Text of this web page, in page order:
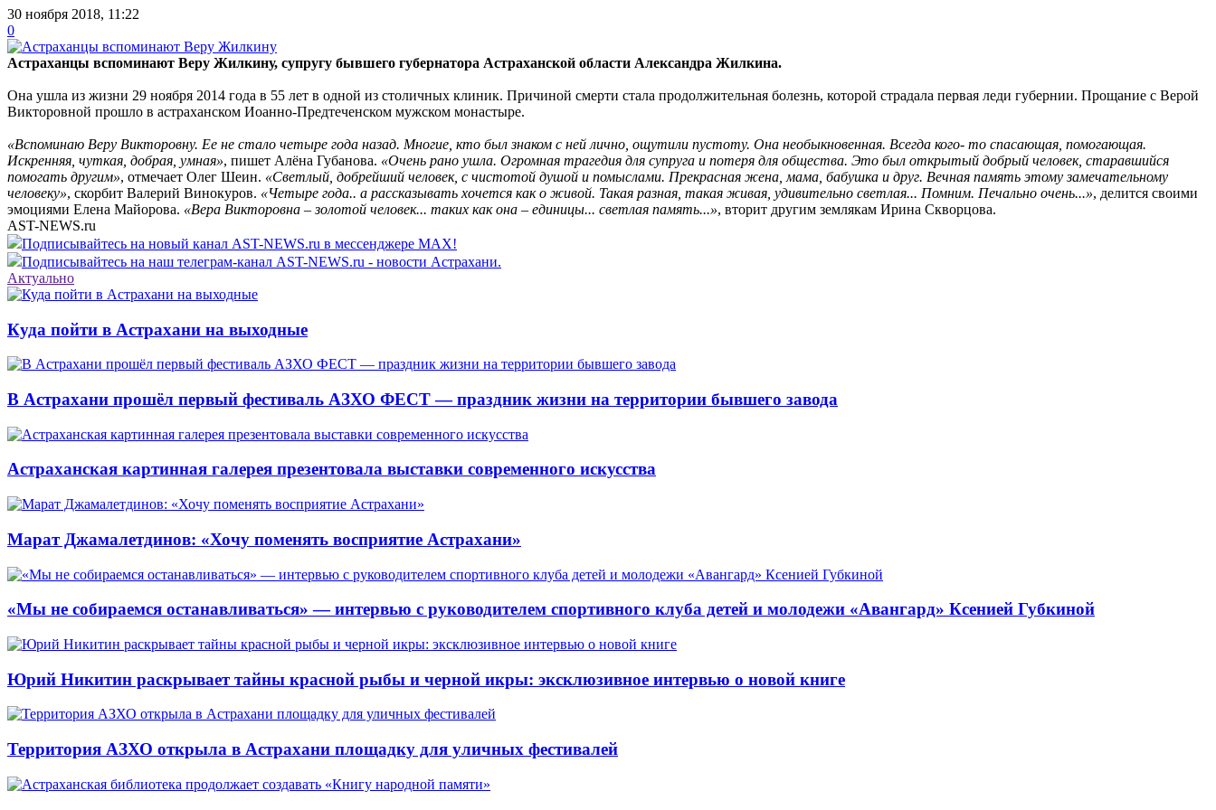
30 ноября 2018, 11:22
0
Астраханцы вспоминают Веру Жилкину, супругу бывшего губернатора Астраханской области Александра Жилкина.
Она ушла из жизни 29 ноября 2014 года в 55 лет в одной из столичных клиник. Причиной смерти стала продолжительная болезнь, которой страдала первая леди губернии. Прощание с Верой
Викторовной прошло в астраханском Иоанно-Предтеченском мужском монастыре.
«Вспоминаю Веру Викторовну. Ее не стало четыре года назад. Многие, кто был знаком с ней лично, ощутили пустоту. Она необыкновенная. Всегда кого- то спасающая, помогающая.
Искренняя, чуткая, добрая, умная», пишет Алёна Губанова. «Очень рано ушла. Огромная трагедия для супруга и потеря для общества. Это был открытый добрый человек, старавшийся
помогать другим», отмечает Олег Шеин. «Светлый, добрейший человек, с чистотой душой и помыслами. Прекрасная жена, мама, бабушка и друг. Вечная память этому замечательному
человеку», скорбит Валерий Винокуров. «Четыре года.. а рассказывать хочется как о живой. Такая разная, такая живая, удивительно светлая... Помним. Печально очень...», делится своими
эмоциями Елена Майорова. «Вера Викторовна – золотой человек... таких как она – единицы... светлая память...», вторит другим землякам Ирина Скворцова.
AST-NEWS.ru
Подписывайтесь на новый канал AST-NEWS.ru в мессенджере MAX!
Подписывайтесь на наш телеграм-канал AST-NEWS.ru - новости Астрахани.
Актуально
Куда пойти в Астрахани на выходные
В Астрахани прошёл первый фестиваль АЗХО ФЕСТ — праздник жизни на территории бывшего завода
Астраханская картинная галерея презентовала выставки современного искусства
Марат Джамалетдинов: «Хочу поменять восприятие Астрахани»
«Мы не собираемся останавливаться» — интервью с руководителем спортивного клуба детей и молодежи «Авангард» Ксенией Губкиной
Юрий Никитин раскрывает тайны красной рыбы и черной икры: эксклюзивное интервью о новой книге
Территория АЗХО открыла в Астрахани площадку для уличных фестивалей